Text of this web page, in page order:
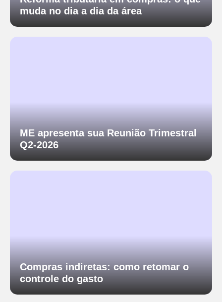
muda no dia a dia da área
ME apresenta sua Reunião Trimestral
Q2-2026
Compras indiretas: como retomar o
controle do gasto